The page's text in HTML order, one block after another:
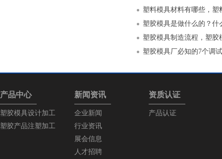
塑料模具材料有哪些，塑
塑胶模具是做什么的？什
塑胶模具制造流程，塑胶
塑胶模具厂必知的7个调
产品中心
塑胶模具设计加工
塑胶产品注塑加工
新闻资讯
企业新闻
行业资讯
展会信息
人才招聘
资质认证
产品认证